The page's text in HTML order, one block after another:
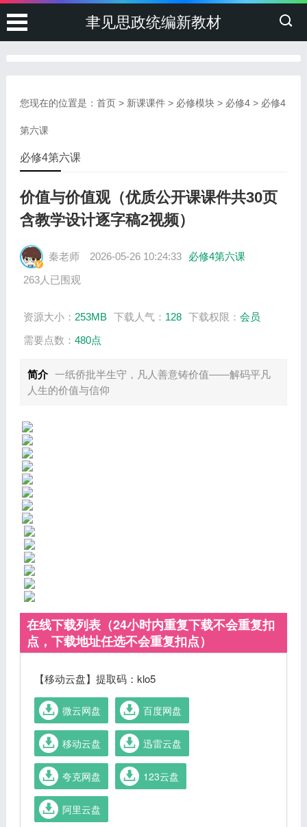
聿见思政统编新教材
您现在的位置是： 首页> 新课课件> 必修模块> 必修4> 必修4
第六课
必修4第六课
价值与价值观（优质公开课课件共30页
含教学设计逐字稿2视频）
秦老师 2026-05-26 10:24:33
必修4第六课
263人已围观
资源大小： 253MB 下载人气： 128 下载权限： 会员
需要点数： 480点
简介 一纸侨批半生守，凡人善意铸价值——解码平凡
人生的价值与信仰
在线下载列表（24小时内重复下载不会重复扣
点，下载地址任选不会重复扣点）
【移动云盘】提取码：klo5
微云网盘 百度网盘
移动云盘 迅雷云盘
夸克网盘 123云盘
阿里云盘